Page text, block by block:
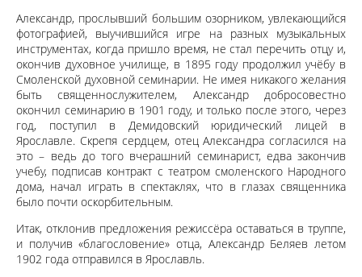
Александр, прослывший большим озорником, увлекающийся
фотографией, выучившийся игре на разных музыкальных
инструментах, когда пришло время, не стал перечить отцу и,
окончив духовное училище, в 1895 году продолжил учёбу в
Смоленской духовной семинарии. Не имея никакого желания
быть священнослужителем, Александр добросовестно
окончил семинарию в 1901 году, и только после этого, через
год, поступил в Демидовский юридический лицей в
Ярославле. Скрепя сердцем, отец Александра согласился на
это – ведь до того вчерашний семинарист, едва закончив
учебу, подписав контракт с театром смоленского Народного
дома, начал играть в спектаклях, что в глазах священника
было почти оскорбительным.
Итак, отклонив предложения режиссёра оставаться в труппе,
и получив «благословение» отца, Александр Беляев летом
1902 года отправился в Ярославль.